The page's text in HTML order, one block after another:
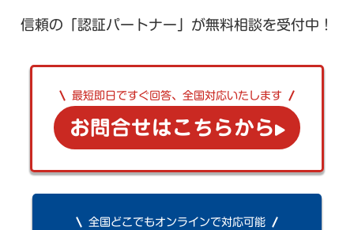
信頼の「認証パートナー」が無料相談を受付中！
最短即日ですぐ回答、全国対応いたします
お問合せはこちらから
全国どこでもオンラインで対応可能